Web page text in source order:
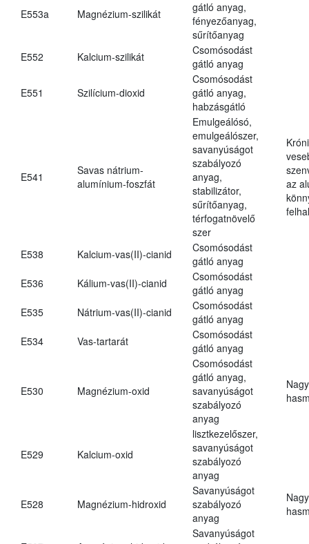
E553a Magnézium-szilikát
gátló anyag,
fényezőanyag,
sűrítőanyag
E552
Kalcium-szilikát
Csomósodást
gátló anyag
E551 Szilícium-dioxid
Csomósodást
gátló anyag,
habzásgátló
E541
Savas nátrium-
alumínium-foszfát
Emulgeálósó,
emulgeálószer,
savanyúságot
szabályozó
anyag,
stabilizátor,
sűrítőanyag,
térfogatnövelő
szer
az
E538 Kalcium-vas(II)-cianid
Csomósodást
gátló anyag
E536
Kálium-vas(II)-cianid
Csomósodást
gátló anyag
E535
Nátrium-vas(II)-cianid
Csomósodást
gátló anyag
E534
Vas-tartarát
Csomósodást
gátló anyag
E530 Magnézium-oxid
Csomósodást
gátló anyag,
savanyúságot
szabályozó
anyag
E529 Kalcium-oxid
lisztkezelőszer,
savanyúságot
szabályozó
anyag
E528 Magnézium-hidroxid
Savanyúságot
szabályozó
anyag
Savanyúságot